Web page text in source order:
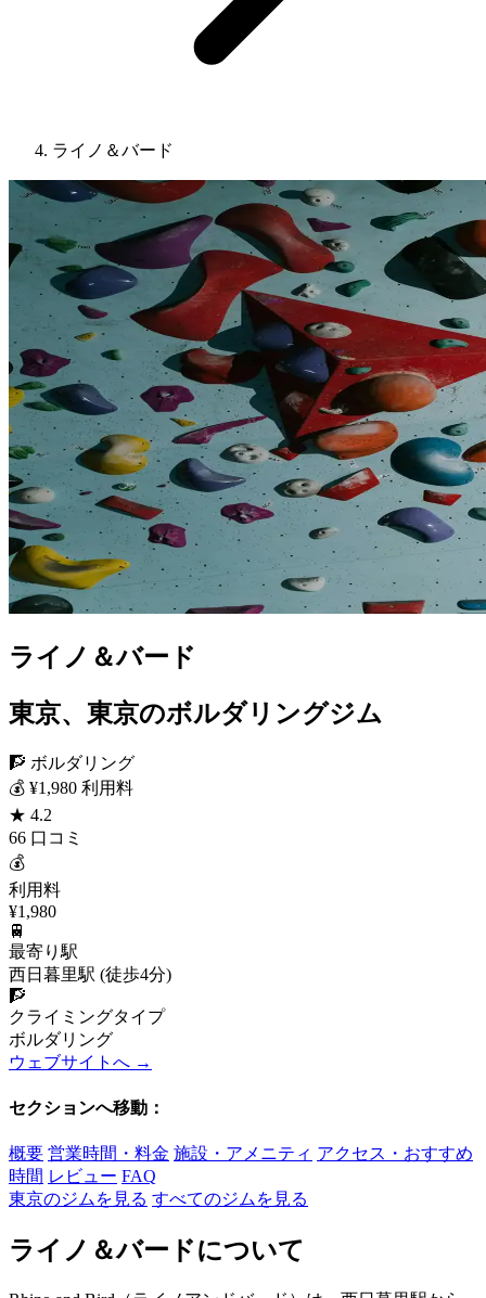
ライノ＆バード
ライノ＆バード
東京、東京のボルダリングジム
🧗 ボルダリング
💰 ¥1,980 利用料
★ 4.2
66 口コミ
💰
利用料
¥1,980
🚆
最寄り駅
西日暮里駅 (徒歩4分)
🧗
クライミングタイプ
ボルダリング
ウェブサイトへ →
セクションへ移動：
概要 営業時間・料金 施設・アメニティ アクセス・おすすめ
時間 レビュー FAQ
東京のジムを見る すべてのジムを見る
ライノ＆バードについて